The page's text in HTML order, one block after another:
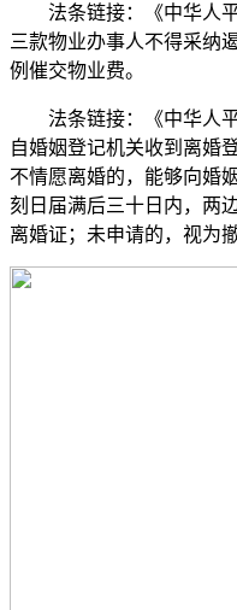
法条链接：《中华人平
三款物业办事人不得采纳
例催交物业费。
法条链接：《中华人平
自婚姻登记机关收到离婚
不情愿离婚的，能够向婚
刻日届满后三十日内，两
离婚证；未申请的，视为